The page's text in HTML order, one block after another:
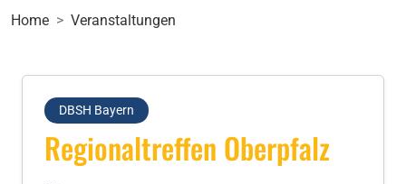
Home Veranstaltungen
DBSH Bayern
Regionaltreffen Oberpfalz